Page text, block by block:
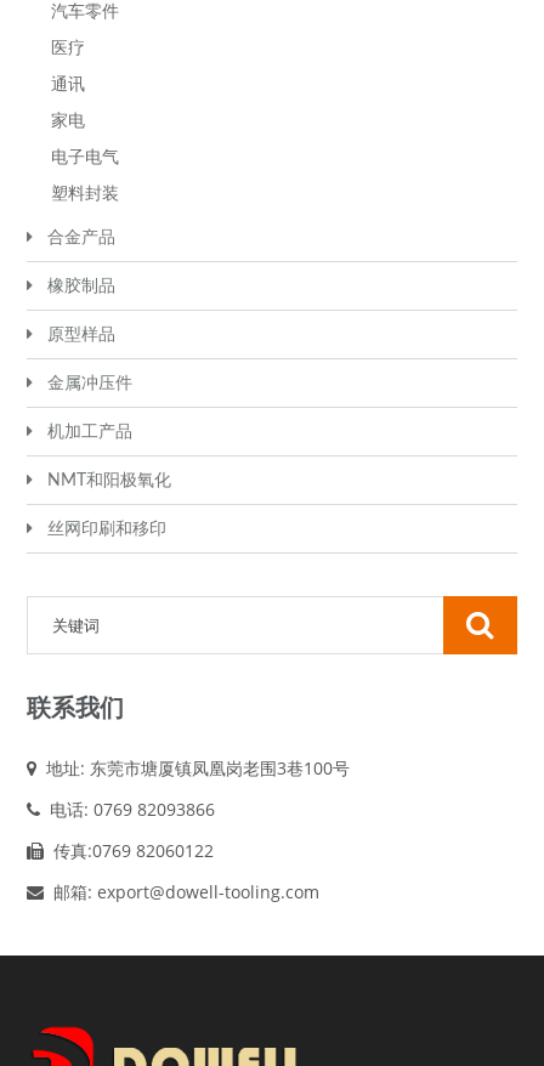
汽车零件
医疗
通讯
家电
电子电气
塑料封装
合金产品
橡胶制品
原型样品
金属冲压件
机加工产品
NMT和阳极氧化
丝网印刷和移印
联系我们
地址: 东莞市塘厦镇凤凰岗老围3巷100号
电话: 0769 82093866
传真:0769 82060122
邮箱: export@dowell-tooling.com